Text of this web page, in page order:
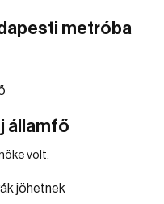
metróba
államfő
volt.